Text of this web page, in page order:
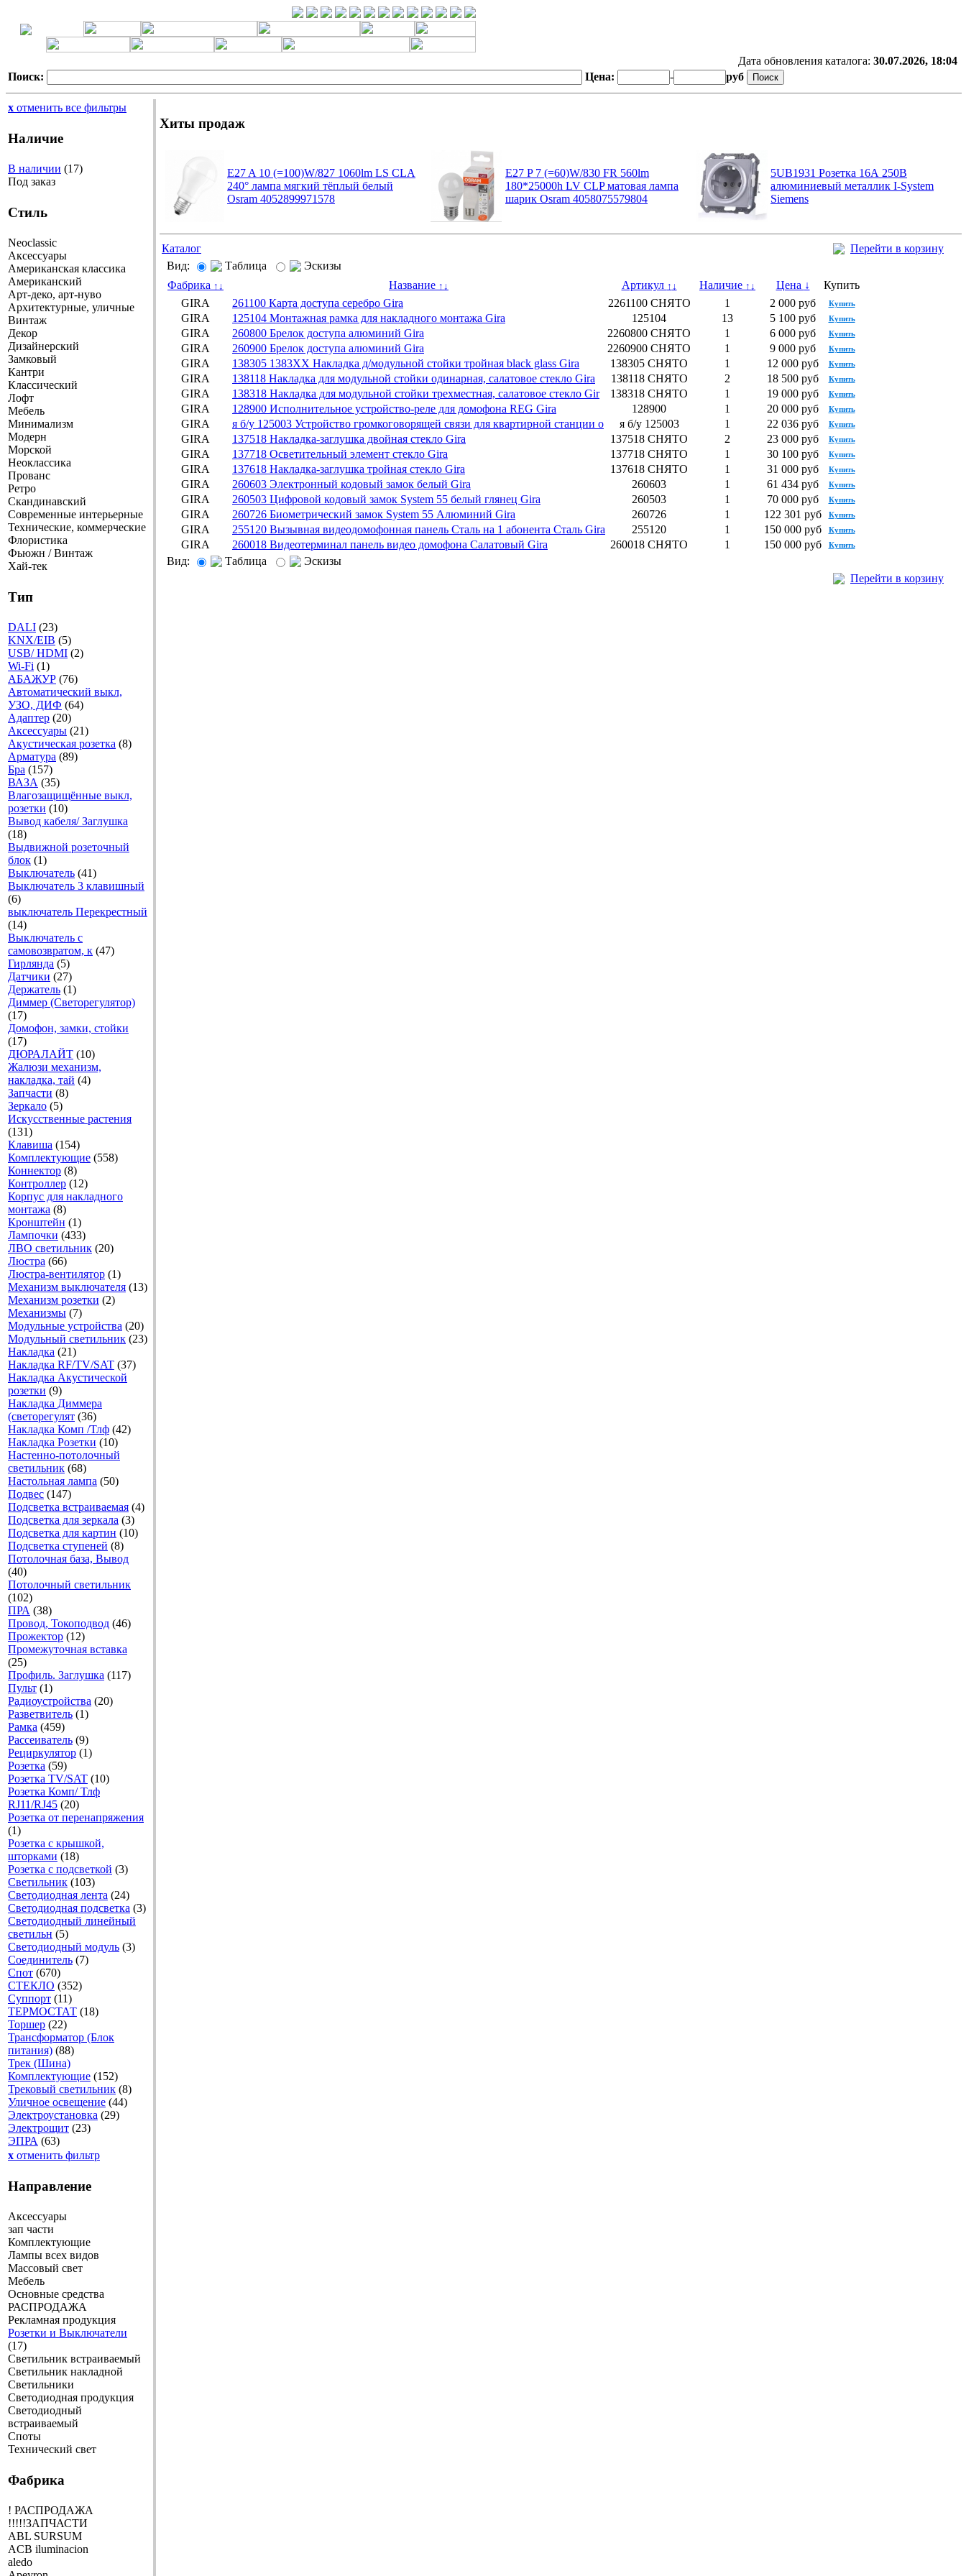
Дата обновления каталога: 30.07.2026, 18:04
Поиск:
Цена: - руб
x отменить все фильтры
Наличие
В наличии (17)
Под заказ
Стиль
Neoclassic
Аксессуары
Американская классика
Американский
Арт-деко, арт-нуво
Архитектурные, уличные
Винтаж
Декор
Дизайнерский
Замковый
Кантри
Классический
Лофт
Мебель
Минимализм
Модерн
Морской
Неоклассика
Прованс
Ретро
Скандинавский
Современные интерьерные
Технические, коммерческие
Флористика
Фьюжн / Винтаж
Хай-тек
Тип
DALI (23)
KNX/EIB (5)
USB/ HDMI (2)
Wi-Fi (1)
АБАЖУР (76)
Автоматический выкл,
УЗО, ДИФ (64)
Адаптер (20)
Аксесcуары (21)
Акустическая розетка (8)
Арматура (89)
Бра (157)
ВАЗА (35)
Влагозащищённые выкл,
розетки (10)
Вывод кабеля/ Заглушка
(18)
Выдвижной розеточный
блок (1)
Выключатель (41)
Выключатель 3 клавишный
(6)
выключатель Перекрестный
(14)
Выключатель с
самовозвратом, к (47)
Гирлянда (5)
Датчики (27)
Держатель (1)
Диммер (Светорегулятор)
(17)
Домофон, замки, стойки
(17)
ДЮРАЛАЙТ (10)
Жалюзи механизм,
накладка, тай (4)
Запчасти (8)
Зеркало (5)
Искусственные растения
(131)
Клавиша (154)
Комплектующие (558)
Коннектор (8)
Контроллер (12)
Корпус для накладного
монтажа (8)
Кронштейн (1)
Лампочки (433)
ЛВО светильник (20)
Люстра (66)
Люстра-вентилятор (1)
Механизм выключателя (13)
Механизм розетки (2)
Механизмы (7)
Модульные устройства (20)
Модульный светильник (23)
Накладка (21)
Накладка RF/TV/SAT (37)
Накладка Акустической
розетки (9)
Накладка Диммера
(светорегулят (36)
Накладка Комп /Тлф (42)
Накладка Розетки (10)
Настенно-потолочный
светильник (68)
Настольная лампа (50)
Подвес (147)
Подсветка встраиваемая (4)
Подсветка для зеркала (3)
Подсветка для картин (10)
Подсветка ступеней (8)
Потолочная база, Вывод
(40)
Потолочный светильник
(102)
ПРА (38)
Провод, Токоподвод (46)
Прожектор (12)
Промежуточная вставка
(25)
Профиль. Заглушка (117)
Пульт (1)
Радиоустройства (20)
Разветвитель (1)
Рамка (459)
Рассеиватель (9)
Рециркулятор (1)
Розетка (59)
Розетка TV/SAT (10)
Розетка Комп/ Тлф
RJ11/RJ45 (20)
Розетка от перенапряжения
(1)
Розетка с крышкой,
шторками (18)
Розетка с подсветкой (3)
Светильник (103)
Светодиодная лента (24)
Светодиодная подсветка (3)
Светодиодный линейный
светильн (5)
Светодиодный модуль (3)
Соединитель (7)
Спот (670)
СТЕКЛО (352)
Суппорт (11)
ТЕРМОСТАТ (18)
Торшер (22)
Трансформатор (Блок
питания) (88)
Трек (Шина)
Комплектующие (152)
Трековый светильник (8)
Уличное освещение (44)
Электроустановка (29)
Электрощит (23)
ЭПРА (63)
x отменить фильтр
Направление
Аксессуары
зап части
Комплектующие
Лампы всех видов
Массовый свет
Мебель
Основные средства
РАСПРОДАЖА
Рекламная продукция
Розетки и Выключатели
(17)
Светильник встраиваемый
Светильник накладной
Светильники
Светодиодная продукция
Светодиодный
встраиваемый
Споты
Технический свет
Фабрика
! РАСПРОДАЖА
!!!!!ЗАПЧАСТИ
ABL SURSUM
ACB iluminacion
aledo
Хиты продаж
E27 A 10 (=100)W/827 1060lm LS CLA
240° лампа мягкий тёплый белый
Osram 4052899971578
E27 P 7 (=60)W/830 FR 560lm
180*25000h LV CLP матовая лампа
шарик Osram 4058075579804
5UB1931 Розетка 16А 250В
алюминиевый металлик I-System
Siemens
Каталог
Перейти в корзину
Вид:
Таблица
Эскизы
Фабрика ↑ ↓ Название ↑ ↓ Артикул ↑ ↓ Наличие ↑ ↓ Цена ↓
Купить
GIRA
261100 Карта доступа серебро Gira 2261100 СНЯТО 1 2 000 руб Купить
GIRA 125104 Монтажная рамка для накладного монтажа Gira 125104 13 5 100 руб Купить
GIRA 260800 Брелок доступа алюминий Gira 2260800 СНЯТО 1 6 000 руб Купить
GIRA 260900 Брелок доступа алюминий Gira 2260900 СНЯТО 1 9 000 руб Купить
GIRA 138305 1383ХХ Накладка д/модульной стойки тройная black glass Gira 138305 СНЯТО 1 12 000 руб Купить
GIRA 138118 Накладка для модульной стойки одинарная, салатовое стекло Gira 138118 СНЯТО 2 18 500 руб Купить
GIRA 138318 Накладка для модульной стойки трехместная, салатовое стекло Gir 138318 СНЯТО 1 19 000 руб Купить
GIRA 128900 Исполнительное устройство-реле для домофона REG Gira 128900 1 20 000 руб Купить
GIRA я б/у 125003 Устройство громкоговорящей связи для квартирной станции о я б/у 125003 1 22 036 руб Купить
GIRA 137518 Накладка-заглушка двойная стекло Gira 137518 СНЯТО 2 23 000 руб Купить
GIRA 137718 Осветительный элемент стекло Gira 137718 СНЯТО 1 30 100 руб Купить
GIRA 137618 Накладка-заглушка тройная стекло Gira 137618 СНЯТО 1 31 000 руб Купить
GIRA 260603 Электронный кодовый замок белый Gira 260603 1 61 434 руб Купить
GIRA 260503 Цифровой кодовый замок System 55 белый глянец Gira 260503 1 70 000 руб Купить
GIRA 260726 Биометрический замок System 55 Алюминий Gira 260726 1 122 301 руб Купить
GIRA 255120 Вызывная видеодомофонная панель Сталь на 1 абонента Сталь Gira 255120 1 150 000 руб Купить
GIRA 260018 Видеотерминал панель видео домофона Салатовый Gira 260018 СНЯТО 1 150 000 руб Купить
Вид: Таблица
Эскизы
Перейти в корзину